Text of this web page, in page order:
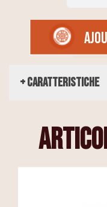
+ Caratteristiche